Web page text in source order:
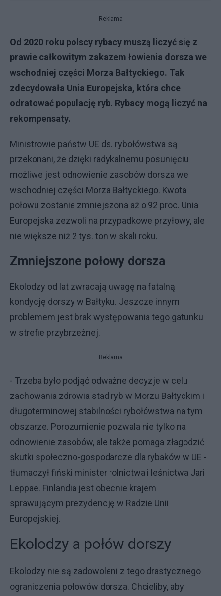
Reklama
Od 2020 roku polscy rybacy muszą liczyć się z
prawie całkowitym zakazem łowienia dorsza we
wschodniej części Morza Bałtyckiego. Tak
zdecydowała Unia Europejska, która chce
odratować populację ryb. Rybacy mogą liczyć na
rekompensaty.
Ministrowie państw UE ds. rybołówstwa są
przekonani, że dzięki radykalnemu posunięciu
możliwe jest odnowienie zasobów dorsza we
wschodniej części Morza Bałtyckiego. Kwota
połowu zostanie zmniejszona aż o 92 proc. Unia
Europejska zezwoli na przypadkowe przyłowy, ale
nie większe niż 2 tys. ton w skali roku.
Zmniejszone połowy dorsza
Ekolodzy od lat zwracają uwagę na fatalną
kondycję dorszy w Bałtyku. Jeszcze innym
problemem jest brak występowania tego gatunku
w strefie przybrzeżnej.
Reklama
- Trzeba było podjąć odważne decyzje w celu
zachowania zdrowia stad ryb w Morzu Bałtyckim i
długoterminowej stabilności rybołówstwa na tym
obszarze. Porozumienie pozwala nie tylko na
odnowienie zasobów, ale także pomaga złagodzić
skutki społeczno-gospodarcze dla rybaków w UE -
tłumaczył fiński minister rolnictwa i leśnictwa Jari
Leppae. Finlandia jest obecnie krajem
sprawującym prezydencję w Radzie Unii
Europejskiej.
Ekolodzy a połów dorszy
Ekolodzy nie są zadowoleni z tego drastycznego
ograniczenia połowów dorsza. Chcieliby, aby